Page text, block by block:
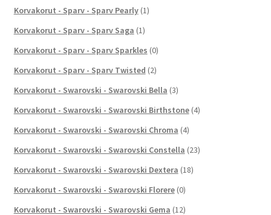
Korvakorut - Sparv - Sparv Pearly (1)
Korvakorut - Sparv - Sparv Saga (1)
Korvakorut - Sparv - Sparv Sparkles (0)
Korvakorut - Sparv - Sparv Twisted (2)
Korvakorut - Swarovski - Swarovski Bella (3)
Korvakorut - Swarovski - Swarovski Birthstone (4)
Korvakorut - Swarovski - Swarovski Chroma (4)
Korvakorut - Swarovski - Swarovski Constella (23)
Korvakorut - Swarovski - Swarovski Dextera (18)
Korvakorut - Swarovski - Swarovski Florere (0)
Korvakorut - Swarovski - Swarovski Gema (12)